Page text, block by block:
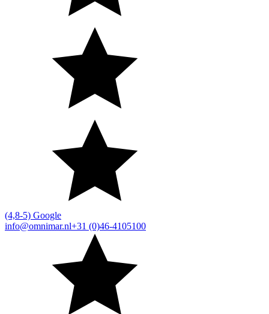
(4,8-5) Google
info@omnimar.nl+31 (0)46-4105100